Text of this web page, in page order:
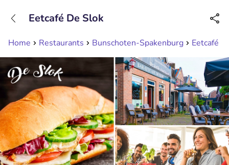
Bereikbaar tot 23:00 uur
Home Restaurants Bunschoten-Spakenburg Eetcafé
Eetcafé De Slok